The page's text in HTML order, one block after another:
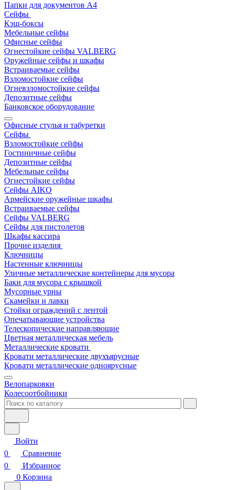
Папки для документов A4
Сейфы
Кэш-боксы
Мебельные сейфы
Офисные сейфы
Огнестойкие сейфы VALBERG
Оружейные сейфы и шкафы
Встраиваемые сейфы
Взломостойкие сейфы
Огневзломостойкие сейфы
Депозитные сейфы
Банковское оборудование
Офисные стулья и табуретки
Сейфы
Взломостойкие сейфы
Гостиничные сейфы
Депозитные сейфы
Мебельные сейфы
Огнестойкие сейфы
Сейфы AIKO
Армейские оружейные шкафы
Встраиваемые сейфы
Сейфы VALBERG
Сейфы для пистолетов
Шкафы кассира
Прочие изделия
Ключницы
Настенные ключницы
Уличные металлические контейнеры для мусора
Баки для мусора с крышкой
Мусорные урны
Скамейки и лавки
Стойки ограждений с лентой
Опечатывающие устройства
Телескопические направляющие
Цветная металлическая мебель
Металлические кровати
Кровати металлические двухъярусные
Кровати металлические одноярусные
Велопарковки
Колесоотбойники
Войти
0
Сравнение
0
Избранное
0 Корзина